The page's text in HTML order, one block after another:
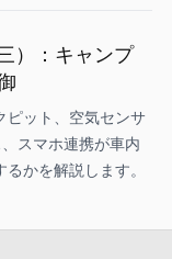
）：キャンプ
ピット、空気センサ
スマホ連携が車内
かを解説します。